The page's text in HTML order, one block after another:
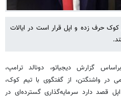
کوک حرف زده و اپل قرار است در ایالات
گزارش دیجیاتو، دونالد ترامپ،
در واشنگتن، از گفتگوی با تیم کوک،
قصد دارد سرمایه‌گذاری گسترده‌ای در